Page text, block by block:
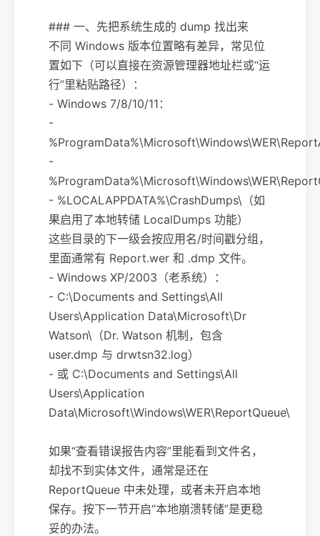
### 一、先把系统生成的 dump 找出来
不同 Windows 版本位置略有差异，常见位
置如下（可以直接在资源管理器地址栏或“运
行”里粘贴路径）：
- Windows 7/8/10/11：
-
-
- %LOCALAPPDATA%\CrashDumps\（如
果启用了本地转储 LocalDumps 功能）
这些目录的下一级会按应用名/时间戳分组，
里面通常有 Report.wer 和 .dmp 文件。
- Windows XP/2003（老系统）：
- C:\Documents and Settings\All
Users\Application Data\Microsoft\Dr
Watson\（Dr. Watson 机制，包含
user.dmp 与 drwtsn32.log）
- 或 C:\Documents and Settings\All
Users\Application
Data\Microsoft\Windows\WER\ReportQueue\
如果“查看错误报告内容”里能看到文件名，
却找不到实体文件，通常是还在
ReportQueue 中未处理，或者未开启本地
保存。按下一节开启“本地崩溃转储”是更稳
妥的办法。